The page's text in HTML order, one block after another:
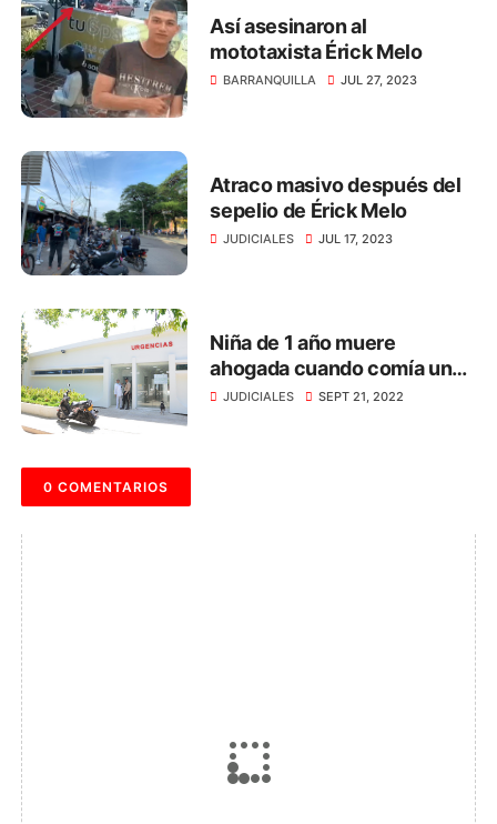
Así asesinaron al
mototaxista Érick Melo
BARRANQUILLA JUL 27, 2023
Atraco masivo después del
sepelio de Érick Melo
JUDICIALES JUL 17, 2023
Niña de 1 año muere
ahogada cuando comía un
dulce, en Santa Marta
JUDICIALES SEPT 21, 2022
0 COMENTARIOS